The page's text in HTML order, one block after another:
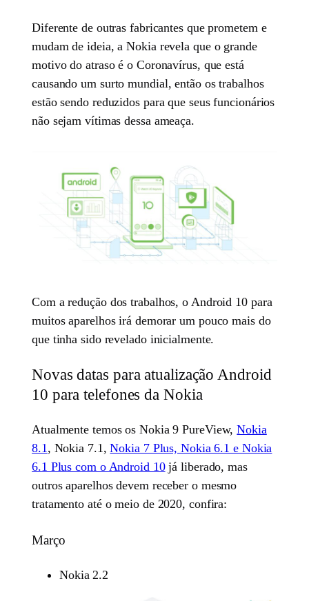
Diferente de outras fabricantes que prometem e
mudam de ideia, a Nokia revela que o grande
motivo do atraso é o Coronavírus, que está
causando um surto mundial, então os trabalhos
estão sendo reduzidos para que seus funcionários
não sejam vítimas dessa ameaça.
Com a redução dos trabalhos, o Android 10 para
muitos aparelhos irá demorar um pouco mais do
que tinha sido revelado inicialmente.
Novas datas para atualização Android
10 para telefones da Nokia
Atualmente temos os Nokia 9 PureView,Nokia
8.1, Nokia 7.1,Nokia 7 Plus, Nokia 6.1 e Nokia
6.1 Plus com o Android 10já liberado, mas
outros aparelhos devem receber o mesmo
tratamento até o meio de 2020, confira:
Março
Nokia 2.2